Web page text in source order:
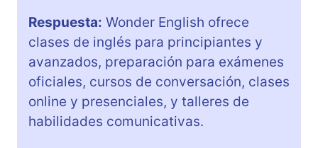
Respuesta: Wonder English ofrece
clases de inglés para principiantes y
avanzados, preparación para exámenes
oficiales, cursos de conversación, clases
online y presenciales, y talleres de
habilidades comunicativas.